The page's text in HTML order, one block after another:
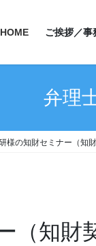
HOME ご挨拶／事
弁理
様の知財セミナー（知
（知財